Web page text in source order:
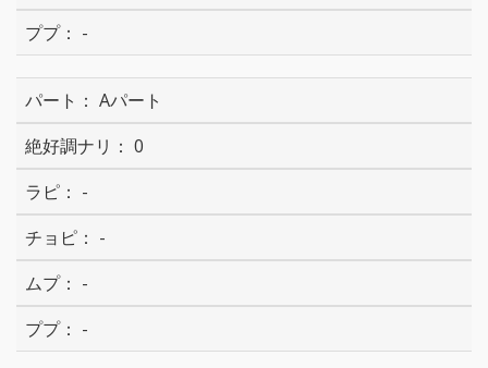
-
Aパート
0
-
-
-
-